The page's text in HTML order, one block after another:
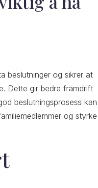
beslutninger og sikrer at
Dette gir bedre framdrift
beslutningsprosess kan
og styrke